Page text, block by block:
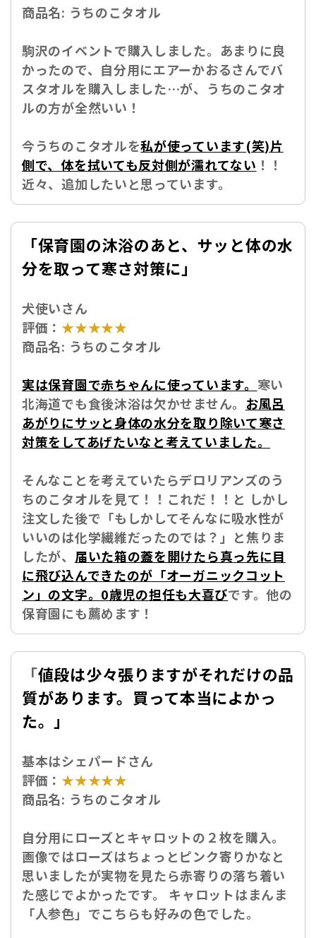
商品名: うちのこタオル
駒沢のイベントで購入しました。あまりに良
かったので、自分用にエアーかおるさんでバ
スタオルを購入しました…が、うちのこタオ
ルの方が全然いい！
今うちのこタオルを私が使っています(笑)片
側で、体を拭いても反対側が濡れてない ！！
近々、追加したいと思っています。
「保育園の沐浴のあと、サッと体の水
分を取って寒さ対策に」
犬使いさん
評価： ★★★★★
商品名: うちのこタオル
実は保育園で赤ちゃんに使っています。 寒い
北海道でも食後沐浴は欠かせません。 お風呂
あがりにサッと身体の水分を取り除いて寒さ
対策をしてあげたいなと考えていました。
そんなことを考えていたらデロリアンズのう
ちのこタオルを見て！！これだ！！と しかし
注文した後で「もしかしてそんなに吸水性が
いいのは化学繊維だったのでは？」と焦りま
したが、 届いた箱の蓋を開けたら真っ先に目
に飛び込んできたのが「オーガニックコット
ン」の文字。0歳児の担任も大喜びです。他の
保育園にも薦めます！
「値段は少々張りますがそれだけの品
質があります。買って本当によかっ
た。」
基本はシェパードさん
評価： ★★★★★
商品名: うちのこタオル
自分用にローズとキャロットの２枚を購入。
画像ではローズはちょっとピンク寄りかなと
思いましたが実物を見たら赤寄りの落ち着い
た感じでよかったです。 キャロットはまんま
「人参色」でこちらも好みの色でした。